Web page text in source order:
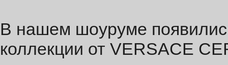
В нашем шоуруме
коллекции от VERSACE